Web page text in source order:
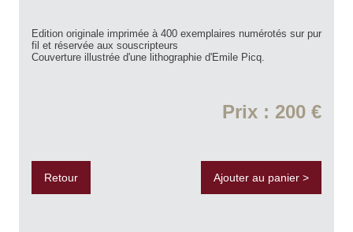
Edition originale imprimée à 400 exemplaires numérotés sur pur
fil et réservée aux souscripteurs
Couverture illustrée d'une lithographie d'Emile Picq.
Prix : 200 €
Retour Ajouter au panier >